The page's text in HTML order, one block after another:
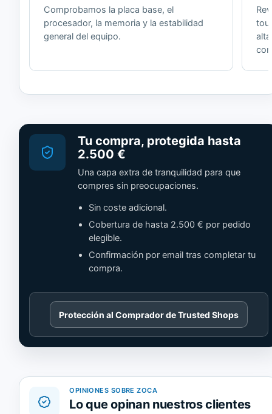
Comprobamos la placa base, el
procesador, la memoria y la estabilidad
general del equipo.
Tu compra, protegida hasta
2.500 €
Una capa extra de tranquilidad para que
compres sin preocupaciones.
Sin coste adicional.
Cobertura de hasta 2.500 € por pedido
elegible.
Confirmación por email tras completar tu
compra.
Cargando
contenido
de
Protección al Comprador de Trusted Shops
OPINIONES SOBRE ZOCA
Lo que opinan nuestros clientes